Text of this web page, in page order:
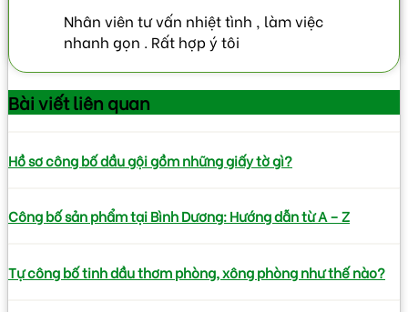
Nhân viên tư vấn nhiệt tình , làm việc
nhanh gọn . Rất hợp ý tôi
Bài viếtliên quan
Hồ sơ công bố dầu gội gồm những giấy tờ gì?
Công bố sản phẩm tại Bình Dương: Hướng dẫn từ A – Z
Tự công bố tinh dầu thơm phòng, xông phòng như thế nào?